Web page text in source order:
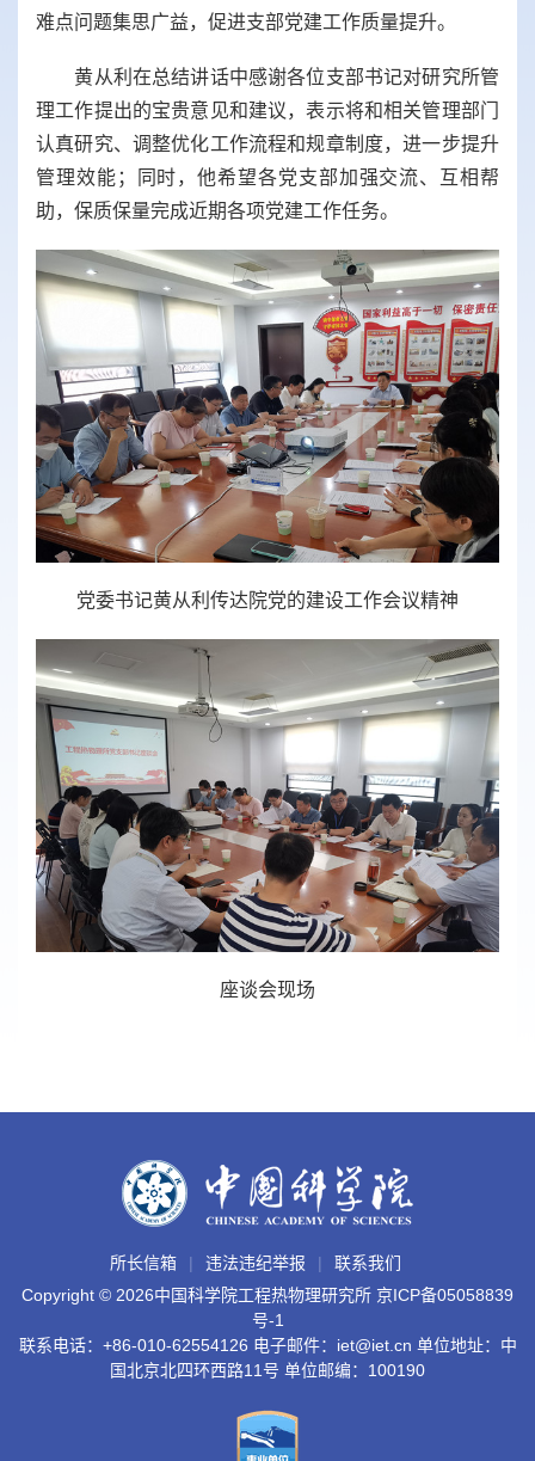
难点问题集思广益，促进支部党建工作质量提升。
黄从利在总结讲话中感谢各位支部书记对研究所管
理工作提出的宝贵意见和建议，表示将和相关管理部门
认真研究、调整优化工作流程和规章制度，进一步提升
管理效能；同时，他希望各党支部加强交流、互相帮
助，保质保量完成近期各项党建工作任务。
党委书记黄从利传达院党的建设工作会议精神
座谈会现场
所长信箱 违法违纪举报
联系我们
Copyright © 2026中国科学院工程热物理研究所 京ICP备05058839
号-1
联系电话：+86-010-62554126 电子邮件：iet@iet.cn 单位地址：中
国北京北四环西路11号 单位邮编：100190